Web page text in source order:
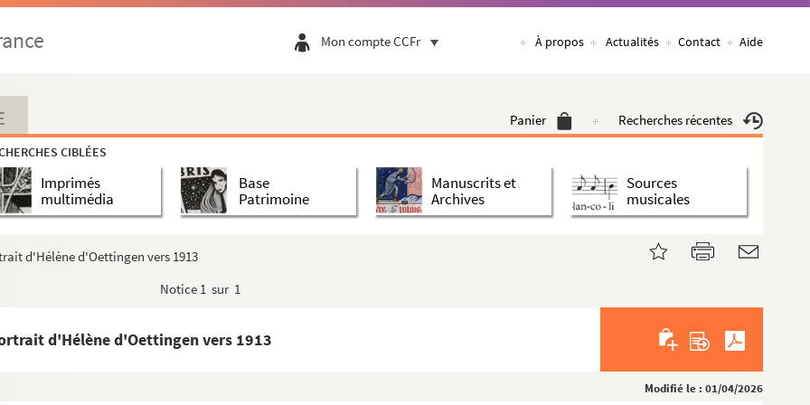
Mon compte CCFr À propos Actualités Contact Aide
Panier Recherches récentes
CIBLÉES
Imprimés
multimédia
Base
Patrimoine
Manuscrits et
Archives
Sources
musicales
d'Hélène d'Oettingen vers 1913
Notice 1 sur 1
d'Hélène d'Oettingen vers 1913
Modifié le : 01/04/2026